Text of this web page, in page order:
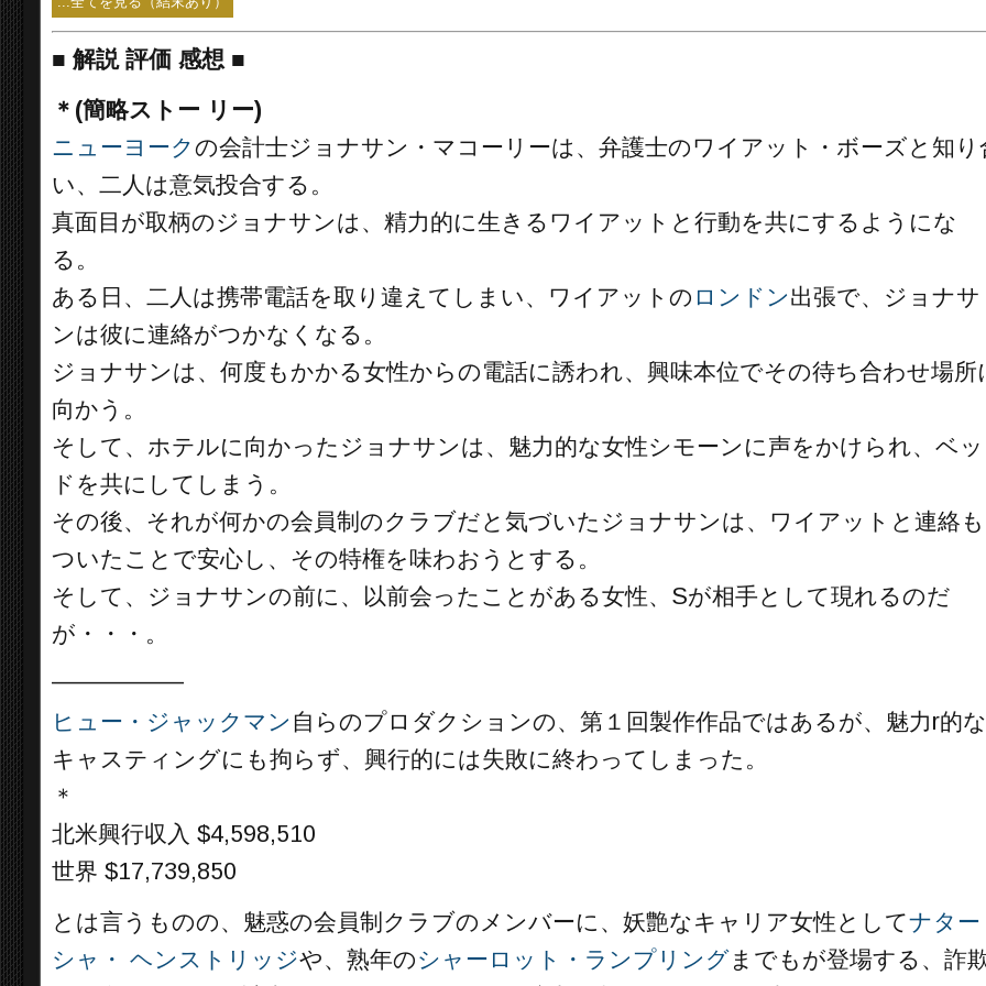
■ 解説 評価 感想 ■
＊(簡略ストー リー)
ニューヨークの会計士ジョナサン・マコーリーは、弁護士のワイアット・ボーズと知り
い、二人は意気投合する。
真面目が取柄のジョナサンは、精力的に生きるワイアットと行動を共にするようにな
る。
ある日、二人は携帯電話を取り違えてしまい、ワイアットの ロンドン出張で、ジョナサ
ンは彼に連絡がつかなくなる。
ジョナサンは、何度もかかる女性からの電話に誘われ、興味本位でその待ち合わせ場所
向かう。
そして、ホテルに向かったジョナサンは、魅力的な女性シモーンに声をかけられ、ベッ
ドを共にしてしまう。
その後、それが何かの会員制のクラブだと気づいたジョナサンは、ワイアットと連絡も
ついたことで安心し、その特権を味わおうとする。
そして、ジョナサンの前に、以前会ったことがある女性、Sが相手として現れるのだ
が・・・。
ヒュー・ジャックマン 自らのプロダクションの、第１回製作作品ではあるが、魅力r的な
キャスティングにも拘らず、興行的には失敗に終わってしまった。
＊
北米興行収入 $4,598,510
世界 $17,739,850
とは言うものの、魅惑の会員制クラブのメンバーに、妖艶なキャリア女性としてナター
シャ・ ヘンストリッジや、熟年のシャーロット・ランプリングまでもが登場する、詐